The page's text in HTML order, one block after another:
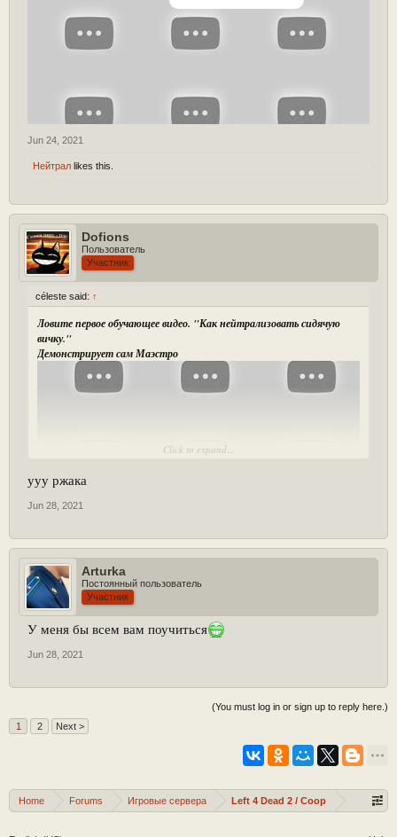
Jun 24, 2021
Нейтрал likes this.
Dofions
Пользователь
Участник
céleste said: ↑
Ловите первое обучающее видео. "Как нейтрализовать сидячую
вичку."
Демонстрирует сам Маэстро
Click to expand...
ууу ржака
Jun 28, 2021
Arturka
Постоянный пользователь
Участник
У меня бы всем вам поучиться
Jun 28, 2021
(You must log in or sign up to reply here.)
1
2 Next >
Home Forums Игровые сервера Left 4 Dead 2 / Coop